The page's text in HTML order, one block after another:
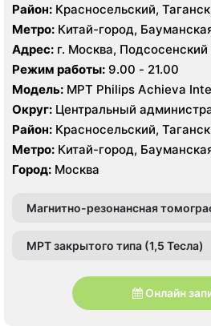
Район: Красносельский,
Тверской
Метро: Китай-город,
Кузнецкий мост, Курская,
Сретенский бульвар,
Адрес: г. Москва, Подсосенский
Режим работы: 9.00 - 21.00
Модель: МРТ Philips Achieva
Aquilion CXL 128 срезов, УЗИ
Округ: Центральный
Район: Красносельский,
Тверской
Метро: Китай-город,
Кузнецкий мост, Курская,
Сретенский бульвар, Таганская,
Город: Москва
Магнитно-резонансная
МРТ закрытого типа (1,5 Тесла)
Онлайн